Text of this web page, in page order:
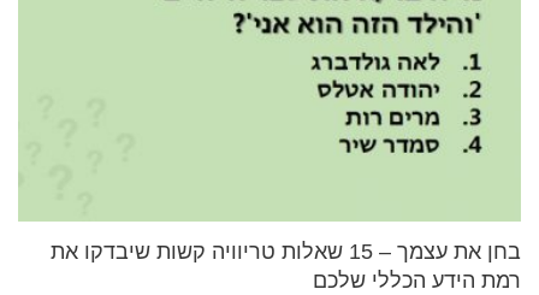
בחן את עצמך – 15 שאלות טריוויה קשות שיבדקו את
רמת הידע הכללי שלכם